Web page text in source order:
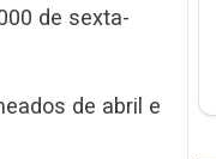
de sexta-
de abril e